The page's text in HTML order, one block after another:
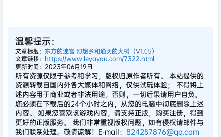
温馨提示：
文章标题： 东方的迷宫 幻想乡和通天的大树（V1.05）
文章链接： https://www.leyayou.com/7322.html
更新时间：2023年06月19日
所有资源仅限于参考和学习，版权归原作者所有。 本站提供的
资源转载自国内外各大媒体和网络，仅供试玩体验； 不得将上
述内容用于商业或者非法用途，否则，一切后果请用户自负。
您必须在下载后的24个小时之内，从您的电脑中彻底删除上述
内容。 如果您喜欢该游戏内容，请支持正版，购买注册，得到
更好的正版服务。 我们非常重视版权问题，如有侵权请邮件与
我们联系处理。敬请谅解！E-mail： 824287876@qq.com